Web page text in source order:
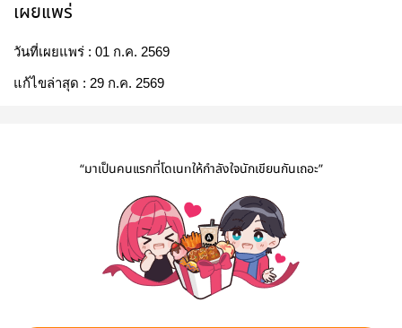
เผยแพร่
วันที่เผยแพร่ : 01 ก.ค. 2569
แก้ไขล่าสุด : 29 ก.ค. 2569
“มาเป็นคนแรกที่โดเนทให้กำลังใจนักเขียนกันเถอะ”